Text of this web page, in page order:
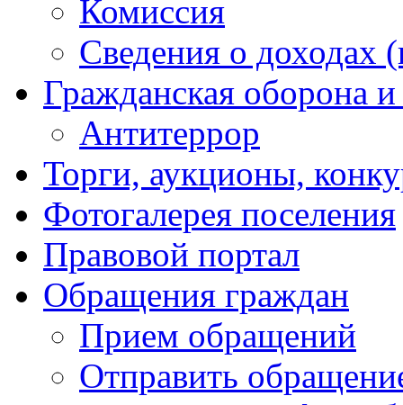
Комиссия
Сведения о доходах
Гражданская оборона
Антитеррор
Торги, аукционы,
Фотогалерея поселения
Правовой портал
Обращения граждан
Прием обращений
Отправить